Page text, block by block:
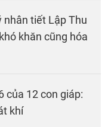
nhân tiết Lập Thu
khăn cũng hóa
của 12 con giáp:
khí